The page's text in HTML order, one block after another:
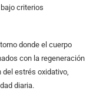
criterios
donde el cuerpo
con la regeneración
estrés oxidativo,
diaria.